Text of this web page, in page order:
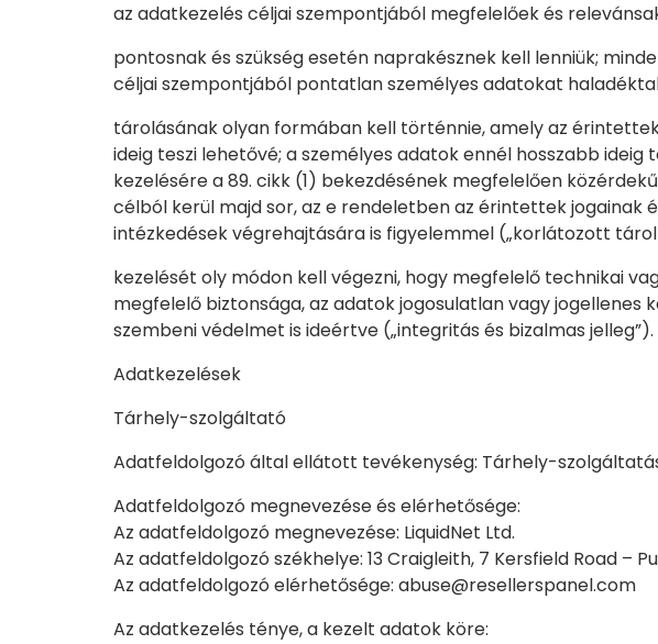
az adatkezelés céljai szempontjából megfelelőek és
pontosnak és szükség esetén naprakésznek kell lenniük;
céljai szempontjából pontatlan személyes adatokat
tárolásának olyan formában kell történnie, amely az
ideig teszi lehetővé; a személyes adatok ennél hosszabb
kezelésére a 89. cikk (1) bekezdésének megfelelően
célból kerül majd sor, az e rendeletben az érintettek jogainak
intézkedések végrehajtására is figyelemmel („korlátozott
kezelését oly módon kell végezni, hogy megfelelő technikai
megfelelő biztonsága, az adatok jogosulatlan vagy
szembeni védelmet is ideértve („integritás és bizalmas jelleg”).
Adatkezelések
Tárhely-szolgáltató
Adatfeldolgozó által ellátott tevékenység: Tárhely-
Adatfeldolgozó megnevezése és elérhetősége:
Az adatfeldolgozó megnevezése: LiquidNet Ltd.
Az adatfeldolgozó székhelye: 13 Craigleith, 7 Kersfield Road –
Az adatfeldolgozó elérhetősége: abuse@resellerspanel.com
Az adatkezelés ténye, a kezelt adatok köre: